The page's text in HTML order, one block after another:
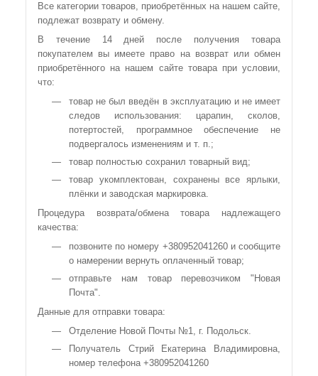
Все категории товаров, приобретённых на нашем сайте,
подлежат возврату и обмену.
В течение 14 дней после получения товара
покупателем вы имеете право на возврат или обмен
приобретённого на нашем сайте товара при условии,
что:
товар не был введён в эксплуатацию и не имеет
следов использования: царапин, сколов,
потертостей, программное обеспечение не
подвергалось изменениям и т. п.;
товар полностью сохранил товарный вид;
товар укомплектован, сохранены все ярлыки,
плёнки и заводская маркировка.
Процедура возврата/обмена товара надлежащего
качества:
позвоните по номеру +380952041260 и сообщите
о намерении вернуть оплаченный товар;
отправьте нам товар перевозчиком "Новая
Почта".
Данные для отправки товара:
Отделение Новой Почты №1, г. Подольск.
Получатель Стрий Екатерина Владимировна,
номер телефона +380952041260